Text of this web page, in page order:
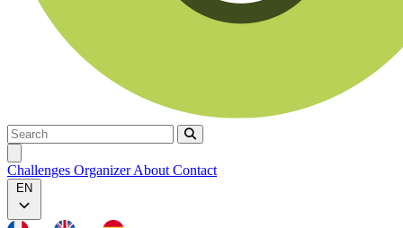
Search
Search
Challenges OrganizerAbout Contact
EN